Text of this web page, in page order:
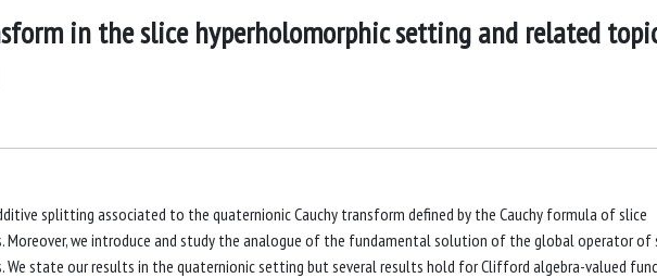
in the slice hyperholomorphic setting and related
splitting associated to the quaternionic Cauchy transform defined by the Cauchy formula of slice
Moreover, we introduce and study the analogue of the fundamental solution of the global operator of
We state our results in the quaternionic setting but several results hold for Clifford algebra-valued